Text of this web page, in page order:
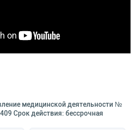
медицинской деятельности №
Срок действия: бессрочная